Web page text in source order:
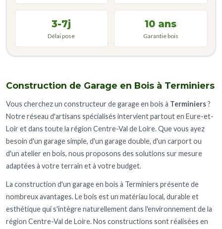
Construction de Garage en Bois à Terminiers
Vous cherchez un constructeur de garage en bois à Terminiers?
Notre réseau d'artisans spécialisés intervient partout en Eure-et-
Loir et dans toute la région Centre-Val de Loire. Que vous ayez
besoin d'un garage simple, d'un garage double, d'un carport ou
d'un atelier en bois, nous proposons des solutions sur mesure
adaptées à votre terrain et à votre budget.
La construction d'un garage en bois à Terminiers présente de
nombreux avantages. Le bois est un matériau local, durable et
esthétique qui s'intègre naturellement dans l'environnement de la
région Centre-Val de Loire. Nos constructions sont réalisées en
3-7j
Délai pose
10 ans
Garantie bois